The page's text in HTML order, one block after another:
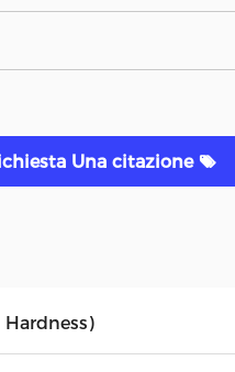
Una citazione
Hardness)